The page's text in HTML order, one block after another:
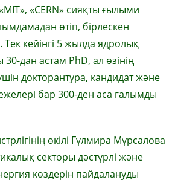
«CERN» сияқты ғылыми
өтіп, бірлескен
Тек кейінгі 5 жылда ядролық
30-дан астам PhD, ал өзінің
докторантура, кандидат және
бар 300-ден аса ғалымды
өкілі Гүлмира Мұрсалова
секторы дәс­­түрлі және
көздерін пайдалануды